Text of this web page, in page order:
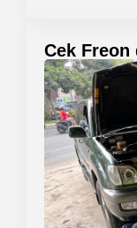
Cek Freon